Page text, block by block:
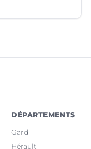
DÉPARTEMENTS
Gard
Hérault